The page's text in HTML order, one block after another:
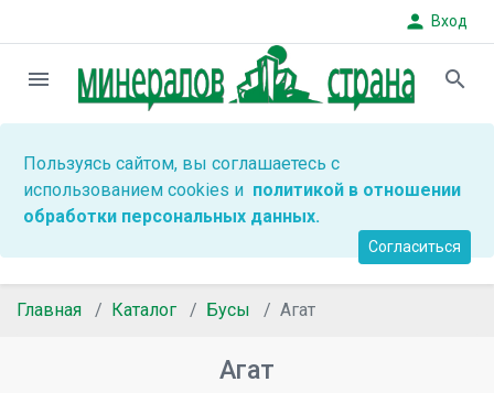
person Вход
menu search
Пользуясь сайтом, вы соглашаетесь с
использованием cookies и политикой в отношении
обработки персональных данных.
Согласиться
Главная Каталог Бусы Агат
Агат